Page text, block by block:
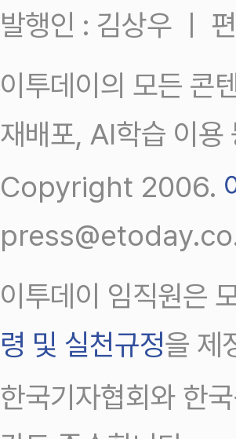
발행인 : 김상우 ㅣ
이투데이의 모든 콘
재배포, AI학습 이용
Copyright 2006.
이투데이 임직원은
령 및 실천규정을 제
한국기자협회와 한